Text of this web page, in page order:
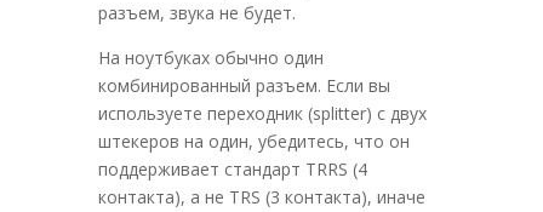
разъем, звука не будет.
На ноутбуках обычно один
комбинированный разъем. Если вы
используете переходник (splitter) с двух
штекеров на один, убедитесь, что он
поддерживает стандарт TRRS (4
контакта), а не TRS (3 контакта), иначе